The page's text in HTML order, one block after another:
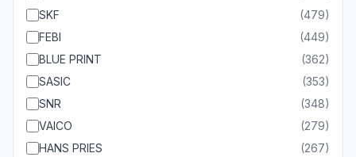
SKF
(479)
FEBI
(449)
BLUE PRINT
(362)
SASIC
(353)
SNR
(348)
VAICO
(279)
HANS PRIES
(267)